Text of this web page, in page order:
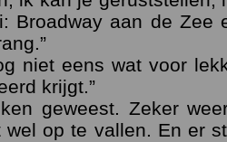
Broadway aan de Zee
niet eens wat voor
krijgt.”
geweest. Zeker
wel op te vallen. En er